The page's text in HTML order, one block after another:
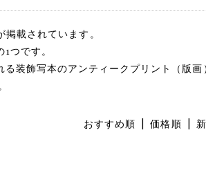
載されています。
つです。
装飾写本のアンティークプリント（版画
おすすめ順 | 価格順 |